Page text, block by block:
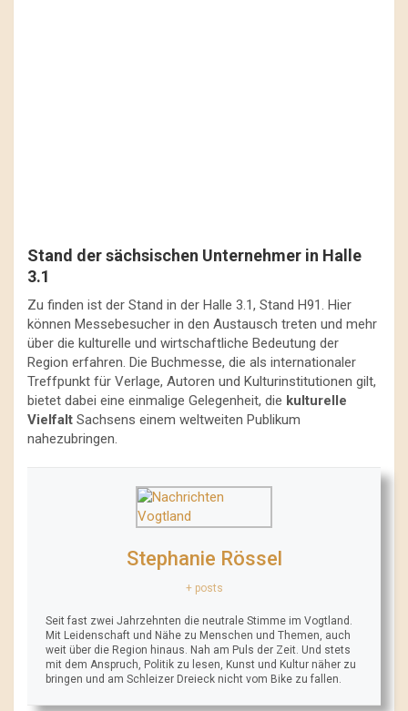
Stand der sächsischen Unternehmer in Halle
3.1
Zu finden ist der Stand in der Halle 3.1, Stand H91. Hier
können Messebesucher in den Austausch treten und mehr
über die kulturelle und wirtschaftliche Bedeutung der
Region erfahren. Die Buchmesse, die als internationaler
Treffpunkt für Verlage, Autoren und Kulturinstitutionen gilt,
bietet dabei eine einmalige Gelegenheit, die kulturelle
Vielfalt Sachsens einem weltweiten Publikum
nahezubringen.
Stephanie Rössel
+ posts
Seit fast zwei Jahrzehnten die neutrale Stimme im Vogtland.
Mit Leidenschaft und Nähe zu Menschen und Themen, auch
weit über die Region hinaus. Nah am Puls der Zeit. Und stets
mit dem Anspruch, Politik zu lesen, Kunst und Kultur näher zu
bringen und am Schleizer Dreieck nicht vom Bike zu fallen.